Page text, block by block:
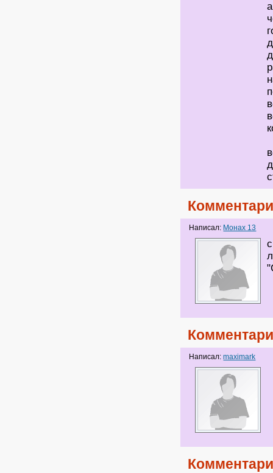
Написал: Монах 13
Написал:maximark